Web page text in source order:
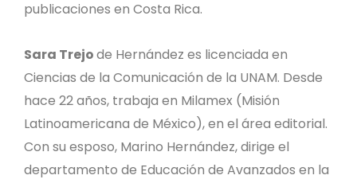
publicaciones en Costa Rica.
Sara Trejode Hernández es licenciada en
Ciencias de la Comunicación de la UNAM. Desde
hace 22 años, trabaja en Milamex (Misión
Latinoamericana de México), en el área editorial.
Con su esposo, Marino Hernández, dirige el
departamento de Educación de Avanzados en la